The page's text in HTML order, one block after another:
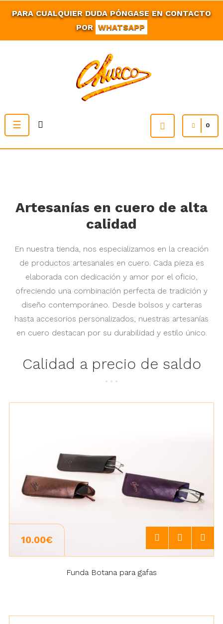
PARA CUALQUIER DUDA PÓNGASE EN CONTACTO
POR WHATSAPP
Navegación
de
☰ 0
Artesanías en cuero de alta
calidad
En nuestra tienda, nos especializamos en la creación
de productos artesanales en cuero. Cada pieza es
elaborada con dedicación y amor por el oficio,
ofreciendo una combinación perfecta de tradición y
diseño contemporáneo. Desde bolsos y carteras
hasta accesorios personalizados, nuestras artesanías
en cuero destacan por su durabilidad y estilo único.
Calidad a precio de saldo
10.00€
Funda Botana para gafas